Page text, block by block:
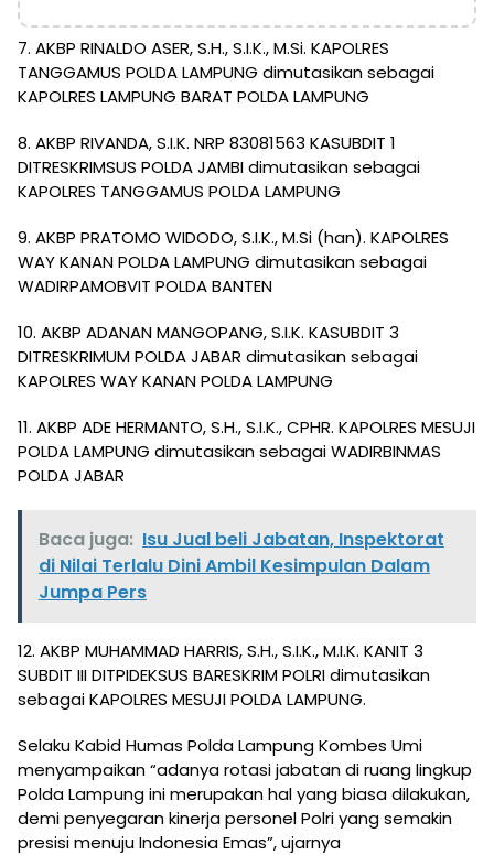
7. AKBP RINALDO ASER, S.H., S.I.K., M.Si. KAPOLRES
TANGGAMUS POLDA LAMPUNG dimutasikan sebagai
KAPOLRES LAMPUNG BARAT POLDA LAMPUNG
8. AKBP RIVANDA, S.I.K. NRP 83081563 KASUBDIT 1
DITRESKRIMSUS POLDA JAMBI dimutasikan sebagai
KAPOLRES TANGGAMUS POLDA LAMPUNG
9. AKBP PRATOMO WIDODO, S.I.K., M.Si (han). KAPOLRES
WAY KANAN POLDA LAMPUNG dimutasikan sebagai
WADIRPAMOBVIT POLDA BANTEN
10. AKBP ADANAN MANGOPANG, S.I.K. KASUBDIT 3
DITRESKRIMUM POLDA JABAR dimutasikan sebagai
KAPOLRES WAY KANAN POLDA LAMPUNG
11. AKBP ADE HERMANTO, S.H., S.I.K., CPHR. KAPOLRES MESUJI
POLDA LAMPUNG dimutasikan sebagai WADIRBINMAS
POLDA JABAR
Baca juga: Isu Jual beli Jabatan, Inspektorat
di Nilai Terlalu Dini Ambil Kesimpulan Dalam
Jumpa Pers
12. AKBP MUHAMMAD HARRIS, S.H., S.I.K., M.I.K. KANIT 3
SUBDIT III DITPIDEKSUS BARESKRIM POLRI dimutasikan
sebagai KAPOLRES MESUJI POLDA LAMPUNG.
Selaku Kabid Humas Polda Lampung Kombes Umi
menyampaikan “adanya rotasi jabatan di ruang lingkup
Polda Lampung ini merupakan hal yang biasa dilakukan,
demi penyegaran kinerja personel Polri yang semakin
presisi menuju Indonesia Emas”, ujarnya